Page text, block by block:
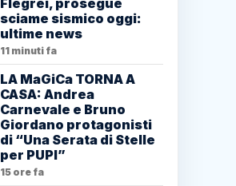
Flegrei, prosegue
sciame sismico oggi:
ultime news
11 minuti fa
LA MaGiCa TORNA A
CASA: Andrea
Carnevale e Bruno
Giordano protagonisti
di “Una Serata di Stelle
per PUPI”
15 ore fa